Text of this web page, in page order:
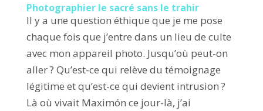
Photographier le sacré sans le trahir
Il y a une question éthique que je me pose
chaque fois que j’entre dans un lieu de culte
avec mon appareil photo. Jusqu’où peut-on
aller ? Qu’est-ce qui relève du témoignage
légitime et qu’est-ce qui devient intrusion ?
Là où vivait Maximón ce jour-là, j’ai